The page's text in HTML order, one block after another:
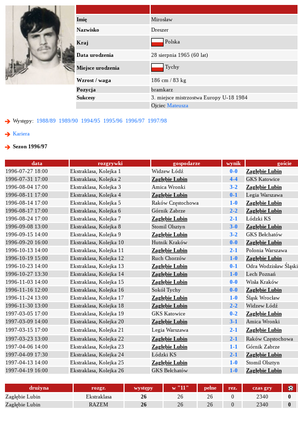
Imię
Mirosław
Nazwisko
Dreszer
Kraj Polska
Data urodzenia 28 sierpnia 1965 (60 lat)
Miejsce urodzenia Tychy
Wzrost / waga
186 cm / 83 kg
Pozycja
bramkarz
Sukcesy
3. miejsce mistrzostwa Europy U-18 1984
Ojciec Mateusza
Występy: 1988/89 1989/90 1994/95 1995/96 1996/97 1997/98
Kariera
Sezon 1996/97
data rozgrywki gospodarze wynik goście
1996-07-27 18:00
Ekstraklasa, Kolejka 1 Widzew Łódź 0-0 Zagłębie Lubin
1996-07-31 17:00
Ekstraklasa, Kolejka 2 Zagłębie Lubin 4-4 GKS Katowice
1996-08-04 17:00
Ekstraklasa, Kolejka 3 Amica Wronki 3-2 Zagłębie Lubin
1996-08-11 17:00
Ekstraklasa, Kolejka 4 Zagłębie Lubin 0-1 Legia Warszawa
1996-08-14 17:00
Ekstraklasa, Kolejka 5 Raków Częstochowa 1-0 Zagłębie Lubin
1996-08-17 17:00
Ekstraklasa, Kolejka 6 Górnik Zabrze 2-2 Zagłębie Lubin
1996-08-24 17:00
Ekstraklasa, Kolejka 7 Zagłębie Lubin 2-1 Łódzki KS
1996-09-08 13:00
Ekstraklasa, Kolejka 8 Stomil Olsztyn 3-0 Zagłębie Lubin
1996-09-15 14:00
Ekstraklasa, Kolejka 9 Zagłębie Lubin 3-2 GKS Bełchatów
1996-09-20 16:00
Ekstraklasa, Kolejka 10 Hutnik Kraków 0-0 Zagłębie Lubin
1996-10-13 14:00
Ekstraklasa, Kolejka 11 Zagłębie Lubin 2-1 Polonia Warszawa
1996-10-19 15:00
Ekstraklasa, Kolejka 12 Ruch Chorzów 1-0 Zagłębie Lubin
1996-10-23 14:00
Ekstraklasa, Kolejka 13 Zagłębie Lubin 0-1 Odra Wodzisław Śląski
1996-10-27 13:30
Ekstraklasa, Kolejka 14 Zagłębie Lubin 1-0 Lech Poznań
1996-11-03 14:00
Ekstraklasa, Kolejka 15 Zagłębie Lubin 0-0 Wisła Kraków
1996-11-16 12:00
Ekstraklasa, Kolejka 16 Sokół Tychy 0-0 Zagłębie Lubin
1996-11-24 13:00
Ekstraklasa, Kolejka 17 Zagłębie Lubin 1-0 Śląsk Wrocław
1996-11-30 13:00
Ekstraklasa, Kolejka 18 Zagłębie Lubin 2-2 Widzew Łódź
1997-03-05 17:00
Ekstraklasa, Kolejka 19 GKS Katowice 0-2 Zagłębie Lubin
1997-03-09 14:00
Ekstraklasa, Kolejka 20 Zagłębie Lubin 3-1 Amica Wronki
1997-03-15 17:00
Ekstraklasa, Kolejka 21 Legia Warszawa 2-1 Zagłębie Lubin
1997-03-23 13:00
Ekstraklasa, Kolejka 22 Zagłębie Lubin 2-1 Raków Częstochowa
1997-04-06 14:00
Ekstraklasa, Kolejka 23 Zagłębie Lubin 1-1 Górnik Zabrze
1997-04-09 17:30
Ekstraklasa, Kolejka 24 Łódzki KS 2-1 Zagłębie Lubin
1997-04-13 14:00
Ekstraklasa, Kolejka 25 Zagłębie Lubin 1-0 Stomil Olsztyn
1997-04-19 16:00
Ekstraklasa, Kolejka 26 GKS Bełchatów 1-0 Zagłębie Lubin
drużyna rozgr. występy w "11" pełne rez. czas gry
Zagłębie Lubin
Ekstraklasa 26 26 26 0 2340 0
Zagłębie Lubin
RAZEM 26 26 26 0 2340 0